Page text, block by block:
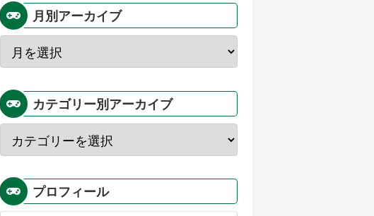
月別アーカイブ
カテゴリー別アーカイブ
プロフィール